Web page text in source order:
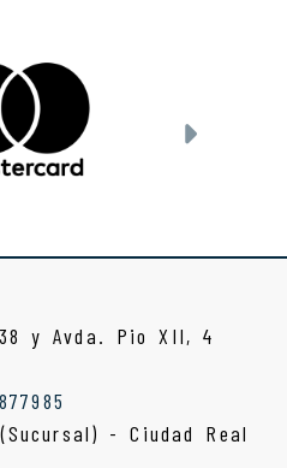
y Avda. Pio XII, 4
- Ciudad Real